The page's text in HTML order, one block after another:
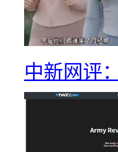
中新网评